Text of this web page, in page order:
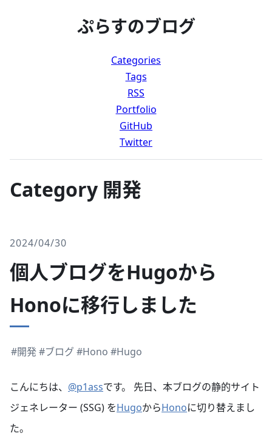
ぷらすのブログ
Categories
Tags
RSS
Portfolio
GitHub
Twitter
Category 開発
2024/04/30
個人ブログをHugoから
Honoに移行しました
#開発#ブログ #Hono #Hugo
こんにちは、 @p1assです。 先日、本ブログの静的サイト
ジェネレーター (SSG) をHugoからHonoに切り替えまし
た。